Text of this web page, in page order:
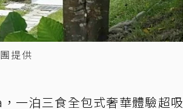
提供
一泊三食全包式奢華體驗超吸